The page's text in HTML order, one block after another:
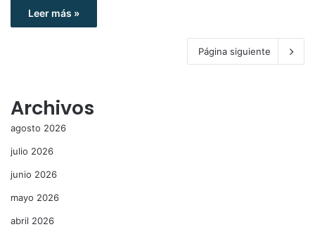
Leer más »
Página siguiente
Archivos
agosto 2026
julio 2026
junio 2026
mayo 2026
abril 2026